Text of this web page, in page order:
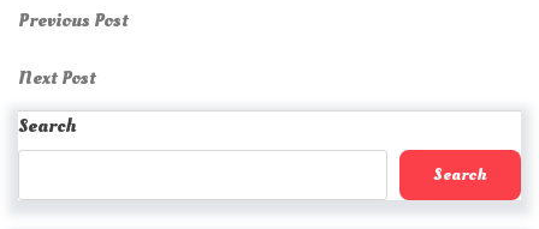
Post
navigation
Previous
Previous Post
Next
Post
Next Post
Search
Search